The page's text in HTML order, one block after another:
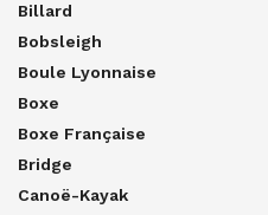
Billard
Bobsleigh
Boule Lyonnaise
Boxe
Boxe Française
Bridge
Canoë-Kayak